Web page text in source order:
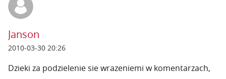
Janson
2010-03-30 20:26
Dzieki za podzielenie sie wrazeniemi w komentarzach,